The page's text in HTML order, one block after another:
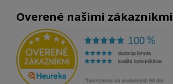
Overené našimi zákazníkmi